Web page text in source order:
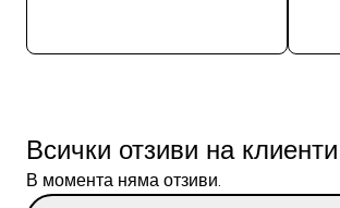
Всички отзиви на клиенти
В момента няма отзиви.